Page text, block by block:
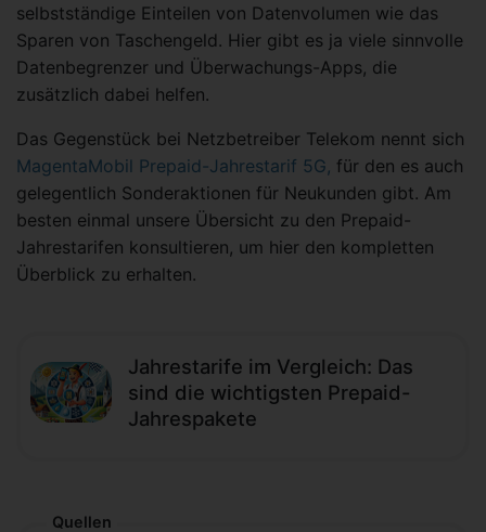
selbstständige Einteilen von Datenvolumen wie das
Sparen von Taschengeld. Hier gibt es ja viele sinnvolle
Datenbegrenzer und Überwachungs-Apps, die
zusätzlich dabei helfen.
Das Gegenstück bei Netzbetreiber Telekom nennt sich
MagentaMobil Prepaid-Jahrestarif 5G, für den es auch
gelegentlich Sonderaktionen für Neukunden gibt. Am
besten einmal unsere Übersicht zu den Prepaid-
Jahrestarifen konsultieren, um hier den kompletten
Überblick zu erhalten.
Jahrestarife im Vergleich: Das
sind die wichtigsten Prepaid-
Jahrespakete
Quellen